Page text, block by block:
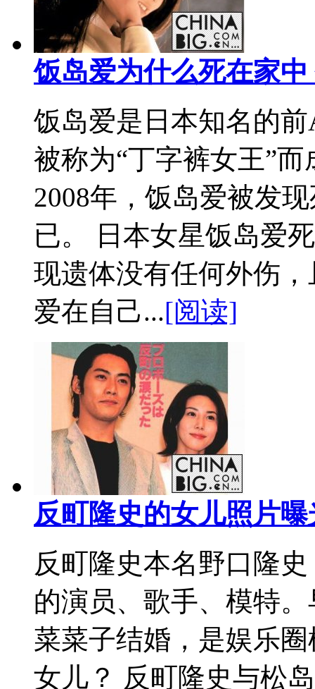
饭岛爱为什么死在家
饭岛爱是日本知名的
被称为“丁字裤女王”
2008年，饭岛爱被发
已。 日本女星饭岛爱
现遗体没有任何外伤
爱在自己...[阅读]
反町隆史的女儿照片
反町隆史本名野口隆
的演员、歌手、模特
菜菜子结婚，是娱乐
女儿？ 反町隆史与松